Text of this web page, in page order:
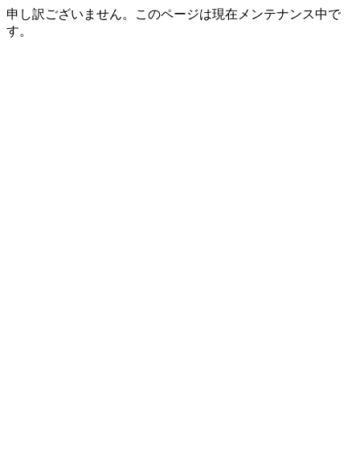
申し訳ございません。このページは現在メンテナンス中で
す。